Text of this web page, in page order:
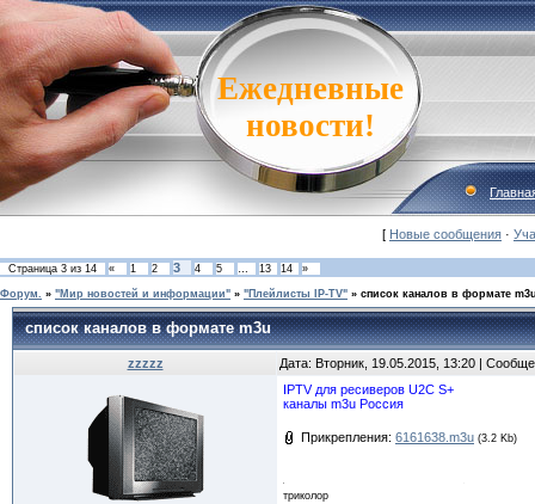
Ежедневные
новости!
[ Новые сообщения ·
Страница 3 из 14 « 1 2 3 4 5 … 13 14 »
Форум. » "Мир новостей и информации" » "Плейлисты IP-TV" » список каналов в формате
список каналов в формате m3u
zzzzz Дата: Вторник, 19.05.2015, 13:20 |
IPTV для ресиверов U2C S+
каналы m3u Россия
Прикрепления: 6161638.m3u (3.2 Kb)
триколор